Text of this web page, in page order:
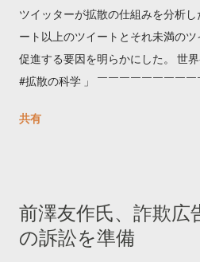
ツイッターが拡散の仕組みを分析
ート以上のツイートとそれ未満の
促進する要因を明らかにした。 世
#拡散の科学 」 ￣￣￣￣￣￣￣￣
学しました。 ー バズの目安は1300
トするのか？ https://
共有
前澤友作氏、詐欺広
の訴訟を準備